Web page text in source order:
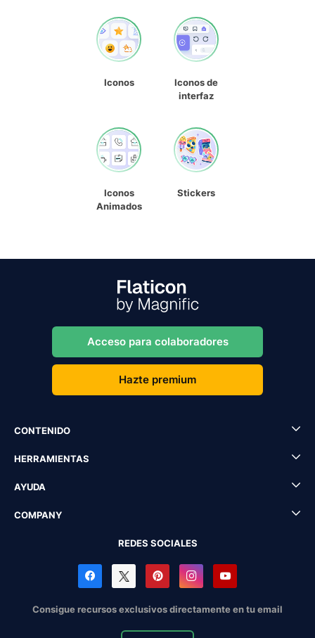
Iconos
Iconos de
interfaz
Iconos
Animados
Stickers
Acceso para colaboradores
Hazte premium
CONTENIDO
HERRAMIENTAS
AYUDA
COMPANY
REDES SOCIALES
Consigue recursos exclusivos directamente en tu email